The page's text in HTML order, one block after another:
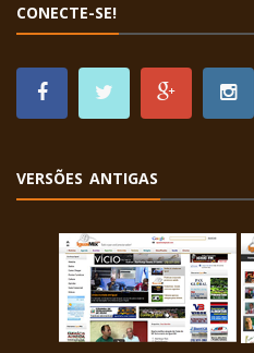
CONECTE-SE!
VERSÕES ANTIGAS